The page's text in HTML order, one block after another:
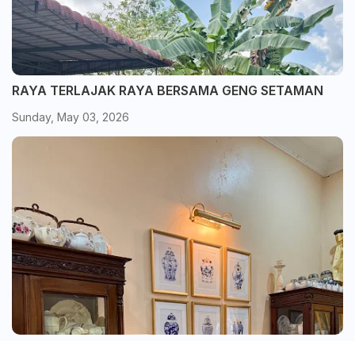
RAYA TERLAJAK RAYA BERSAMA GENG SETAMAN
Sunday, May 03, 2026